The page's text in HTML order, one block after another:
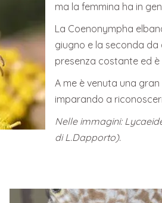
ma la femmina ha in
La Coenonympha
giugno e la seconda
presenza costante ed
A me è venuta una
imparando a
Nelle immagini:
di L.Dapporto).